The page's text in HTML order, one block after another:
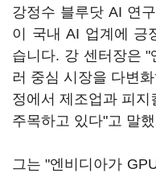
강정수 블루닷 AI 연
이 국내 AI 업계에 긍
습니다. 강 센터장은 "
러 중심 시장을 다변
정에서 제조업과 피
주목하고 있다"고 말
그는 "엔비디아가